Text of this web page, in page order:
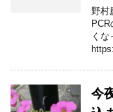
野村
くな
今